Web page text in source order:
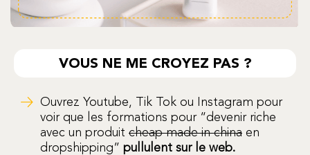
VOUS NE ME CROYEZ PAS ?
Ouvrez Youtube, Tik Tok ou Instagram pour
voir que les formations pour “devenir riche
avec un produit cheap made in china en
dropshipping” pullulent sur le web.